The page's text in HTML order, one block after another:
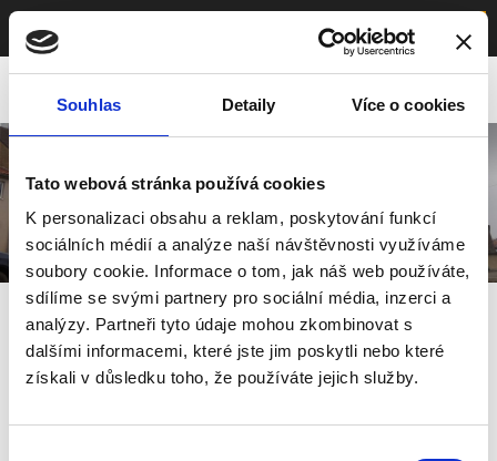
Souhlas Detaily Více o cookies
Tato webová stránka používá cookies
K personalizaci obsahu a reklam, poskytování funkcí
sociálních médií a analýze naší návštěvnosti využíváme
soubory cookie. Informace o tom, jak náš web používáte,
sdílíme se svými partnery pro sociální média, inzerci a
analýzy. Partneři tyto údaje mohou zkombinovat s
dalšími informacemi, které jste jim poskytli nebo které
získali v důsledku toho, že používáte jejich služby.
≡
Osazování vánočních stromů